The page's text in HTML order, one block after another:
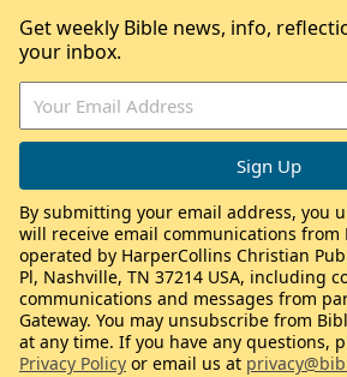
Get weekly Bible news, info,
your inbox.
By submitting your email address, you
will receive email communications from
operated by HarperCollins Christian
Pl, Nashville, TN 37214 USA, including
communications and messages from
Gateway. You may unsubscribe from
at any time. If you have any questions,
Privacy Policy or email us at